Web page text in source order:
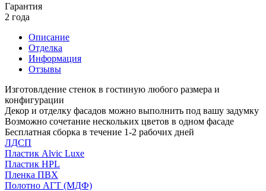
Гарантия
2 года
Описание
Отделка
Информация
Отзывы
Изготовлдение стенок в гостиную любого размера и
конфигурации
Декор и отделку фасадов можно выполнить под вашу задумку
Возможно сочетание нескольких цветов в одном фасаде
Бесплатная сборка в течение 1-2 рабочих дней
ЛДСП
Пластик Alvic Luxe
Пластик HPL
Пленка ПВХ
Полотно АГТ (МДФ)